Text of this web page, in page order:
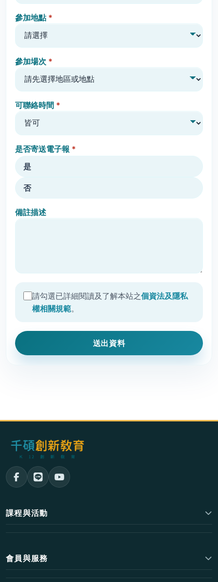
參加地點 *
參加場次 *
可聯絡時間 *
是否寄送電子報 *
是
否
備註描述
請勾選已詳細閱讀及了解本站之個資法及隱私
權相關規範。
送出資料
課程與活動
會員與服務